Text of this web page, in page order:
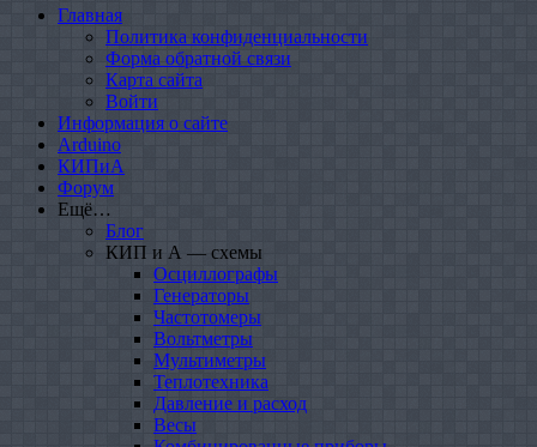
Главная
Политика конфиденциальности
Форма обратной связи
Карта сайта
Войти
Информация о сайте
Arduino
КИПиА
Форум
Ещё…
Блог
КИП и А — схемы
Осциллографы
Генераторы
Частотомеры
Вольтметры
Мультиметры
Теплотехника
Давление и расход
Весы